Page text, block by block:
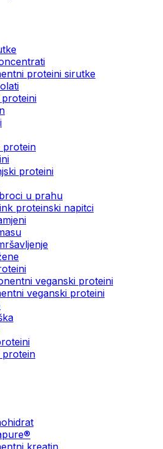
proteini sirutke
protein
proteini
u prahu
proteinski napitci
veganski proteini
veganski proteini
protein
kreatin